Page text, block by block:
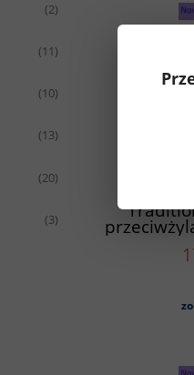
(2)
(11)
(10)
(13)
(20)
(3)